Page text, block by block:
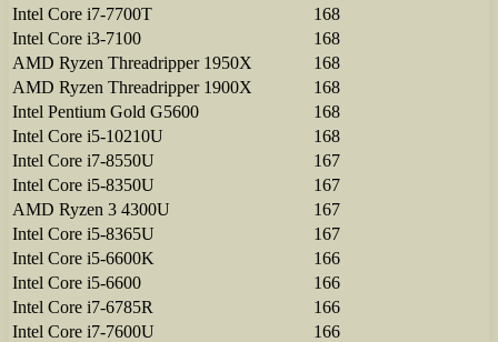
Intel Core i7-7700T
168
Intel Core i3-7100
168
AMD Ryzen Threadripper 1950X
168
AMD Ryzen Threadripper 1900X
168
Intel Pentium Gold G5600
168
Intel Core i5-10210U
168
Intel Core i7-8550U
167
Intel Core i5-8350U
167
AMD Ryzen 3 4300U
167
Intel Core i5-8365U
167
Intel Core i5-6600K
166
Intel Core i5-6600
166
Intel Core i7-6785R
166
Intel Core i7-7600U
166